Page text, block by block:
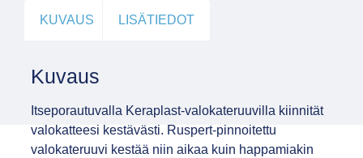
KUVAUS LISÄTIEDOT
Kuvaus
Itseporautuvalla Keraplast-valokateruuvilla kiinnität
valokatteesi kestävästi. Ruspert-pinnoitettu
valokateruuvi kestää niin aikaa kuin happamiakin